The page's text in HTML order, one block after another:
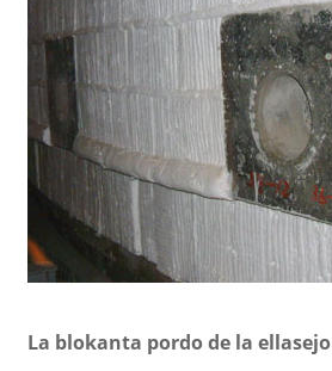
La blokanta pordo de la ellasejo